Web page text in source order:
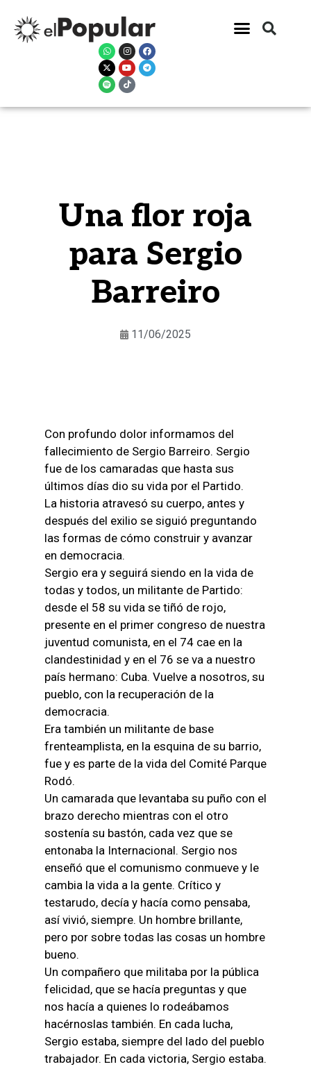
Una flor roja
para Sergio
Barreiro
11/06/2025
Con profundo dolor informamos del
fallecimiento de Sergio Barreiro. Sergio
fue de los camaradas que hasta sus
últimos días dio su vida por el Partido.
La historia atravesó su cuerpo, antes y
después del exilio se siguió preguntando
las formas de cómo construir y avanzar
en democracia.
Sergio era y seguirá siendo en la vida de
todas y todos, un militante de Partido:
desde el 58 su vida se tiñó de rojo,
presente en el primer congreso de nuestra
juventud comunista, en el 74 cae en la
clandestinidad y en el 76 se va a nuestro
país hermano: Cuba. Vuelve a nosotros, su
pueblo, con la recuperación de la
democracia.
Era también un militante de base
frenteamplista, en la esquina de su barrio,
fue y es parte de la vida del Comité Parque
Rodó.
Un camarada que levantaba su puño con el
brazo derecho mientras con el otro
sostenía su bastón, cada vez que se
entonaba la Internacional. Sergio nos
enseñó que el comunismo conmueve y le
cambia la vida a la gente. Crítico y
testarudo, decía y hacía como pensaba,
así vivió, siempre. Un hombre brillante,
pero por sobre todas las cosas un hombre
bueno.
Un compañero que militaba por la pública
felicidad, que se hacía preguntas y que
nos hacía a quienes lo rodeábamos
hacérnoslas también. En cada lucha,
Sergio estaba, siempre del lado del pueblo
trabajador. En cada victoria, Sergio estaba.